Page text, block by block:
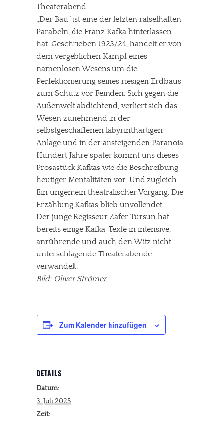
Theaterabend.
„Der Bau“ ist eine der letzten rätselhaften
Parabeln, die Franz Kafka hinterlassen
hat. Geschrieben 1923/24, handelt er von
dem vergeblichen Kampf eines
namenlosen Wesens um die
Perfektionierung seines riesigen Erdbaus
zum Schutz vor Feinden. Sich gegen die
Außenwelt abdichtend, verliert sich das
Wesen zunehmend in der
selbstgeschaffenen labyrinthartigen
Anlage und in der ansteigenden Paranoia.
Hundert Jahre später kommt uns dieses
Prosastück Kafkas wie die Beschreibung
heutiger Mentalitäten vor. Und zugleich:
Ein ungemein theatralischer Vorgang. Die
Erzählung Kafkas blieb unvollendet.
Der junge Regisseur Zafer Tursun hat
bereits einige Kafka-Texte in intensive,
anrührende und auch den Witz nicht
unterschlagende Theaterabende
verwandelt.
Bild: Oliver Strömer
Zum Kalender hinzufügen
DETAILS
Datum:
3. Juli 2025
Zeit: